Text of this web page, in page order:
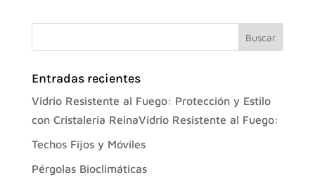
Entradas recientes
Vidrio Resistente al Fuego: Protección y Estilo
con Cristaleria ReinaVidrio Resistente al Fuego:
Techos Fijos y Móviles
Pérgolas Bioclimáticas